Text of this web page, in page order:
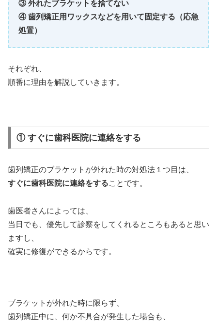
③ 外れたブラケットを捨てない
④ 歯列矯正用ワックスなどを用いて固定する（応急
処置）
それぞれ、
順番に理由を解説していきます。
① すぐに歯科医院に連絡をする
歯列矯正のブラケットが外れた時の対処法１つ目は、
すぐに歯科医院に連絡をすることです。
歯医者さんによっては、
当日でも、優先して診察をしてくれるところもあると思い
ますし、
確実に修復ができるからです。
ブラケットが外れた時に限らず、
歯列矯正中に、何か不具合が発生した場合も、